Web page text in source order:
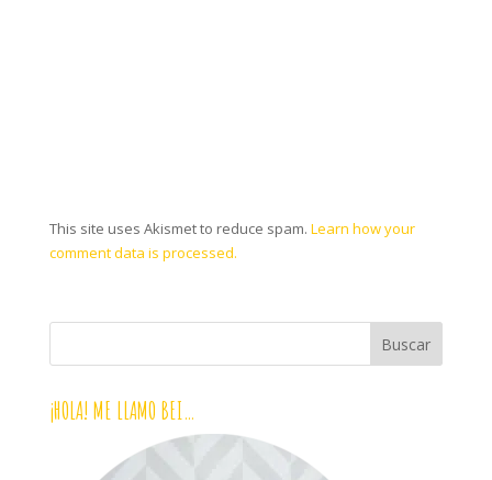
This site uses Akismet to reduce spam. Learn how your
comment data is processed.
¡HOLA! ME LLAMO BEI…